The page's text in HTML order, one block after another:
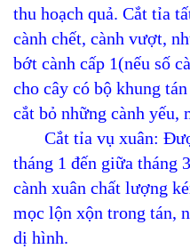
thu hoạch quả. Cắt tỉa
cành chết, cành vượt,
bớt cành cấp 1(nếu số
cho cây có bộ khung
cắt bỏ những cành yếu,
Cắt tỉa vụ xuân:
tháng 1 đến giữa tháng
cành xuân chất lượng
mọc lộn xộn trong tán,
dị hình.